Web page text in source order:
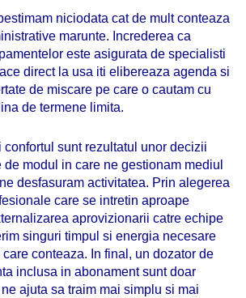
niciodata cat de mult conteaza
marunte. Increderea ca
este asigurata de specialisti
direct la usa iti elibereaza agenda si
de miscare pe care o cautam cu
de termene limita.
confortul sunt rezultatul unor decizii
modul in care ne gestionam mediul
desfasuram activitatea. Prin alegerea
care se intretin aproape
aprovizionarii catre echipe
singuri timpul si energia necesare
conteaza. In final, un dozator de
inclusa in abonament sunt doar
ajuta sa traim mai simplu si mai